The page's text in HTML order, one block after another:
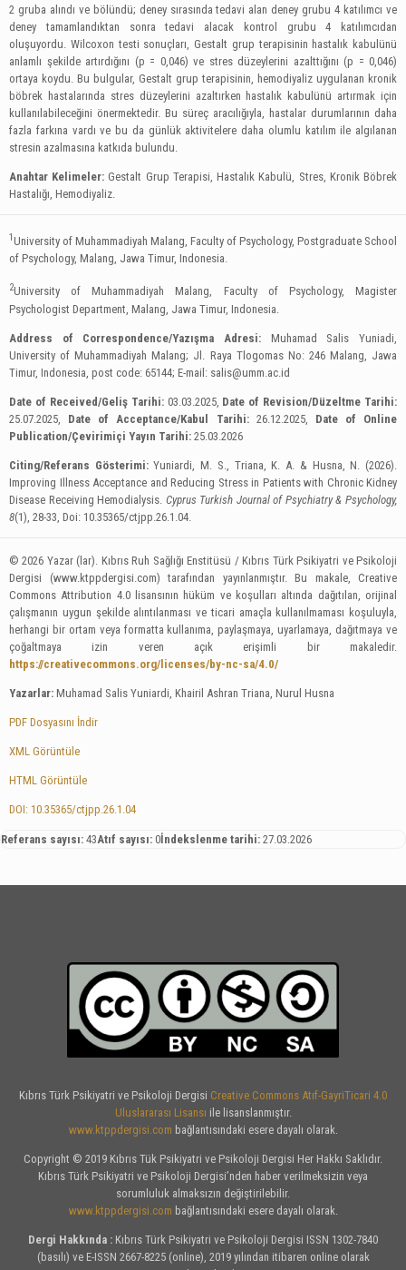
2 gruba alındı ve bölündü; deney sırasında tedavi alan deney grubu 4 katılımcı ve
deney tamamlandıktan sonra tedavi alacak kontrol grubu 4 katılımcıdan
oluşuyordu. Wilcoxon testi sonuçları, Gestalt grup terapisinin hastalık kabulünü
anlamlı şekilde artırdığını (p = 0,046) ve stres düzeylerini azalttığını (p = 0,046)
ortaya koydu. Bu bulgular, Gestalt grup terapisinin, hemodiyaliz uygulanan kronik
böbrek hastalarında stres düzeylerini azaltırken hastalık kabulünü artırmak için
kullanılabileceğini önermektedir. Bu süreç aracılığıyla, hastalar durumlarının daha
fazla farkına vardı ve bu da günlük aktivitelere daha olumlu katılım ile algılanan
stresin azalmasına katkıda bulundu.
Anahtar Kelimeler: Gestalt Grup Terapisi, Hastalık Kabulü, Stres, Kronik Böbrek
Hastalığı, Hemodiyaliz.
1University of Muhammadiyah Malang, Faculty of Psychology, Postgraduate School
of Psychology, Malang, Jawa Timur, Indonesia.
2University of Muhammadiyah Malang, Faculty of Psychology, Magister
Psychologist Department, Malang, Jawa Timur, Indonesia.
Address of Correspondence/Yazışma Adresi: Muhamad Salis Yuniadi,
University of Muhammadiyah Malang; Jl. Raya Tlogomas No: 246 Malang, Jawa
Timur, Indonesia, post code: 65144; E-mail: salis@umm.ac.id
Date of Received/Geliş Tarihi: 03.03.2025, Date of Revision/Düzeltme Tarihi:
25.07.2025, Date of Acceptance/Kabul Tarihi: 26.12.2025, Date of Online
Publication/Çevirimiçi Yayın Tarihi: 25.03.2026
Citing/Referans Gösterimi:Yuniardi, M. S., Triana, K. A. & Husna, N. (2026).
Improving Illness Acceptance and Reducing Stress in Patients with Chronic Kidney
Disease Receiving Hemodialysis. Cyprus Turkish Journal of Psychiatry & Psychology,
8(1), 28-33, Doi: 10.35365/ctjpp.26.1.04.
© 2026 Yazar (lar). Kıbrıs Ruh Sağlığı Enstitüsü / Kıbrıs Türk Psikiyatri ve Psikoloji
Dergisi (www.ktppdergisi.com) tarafından yayınlanmıştır. Bu makale, Creative
Commons Attribution 4.0 lisansının hüküm ve koşulları altında dağıtılan, orijinal
çalışmanın uygun şekilde alıntılanması ve ticari amaçla kullanılmaması koşuluyla,
herhangi bir ortam veya formatta kullanıma, paylaşmaya, uyarlamaya, dağıtmaya ve
çoğaltmaya izin veren açık erişimli bir makaledir.
https://creativecommons.org/licenses/by-nc-sa/4.0/
Yazarlar: Muhamad Salis Yuniardi, Khairil Ashran Triana, Nurul Husna
PDF Dosyasını İndir
XML Görüntüle
HTML Görüntüle
DOI: 10.35365/ctjpp.26.1.04
Referans sayısı: 43Atıf sayısı: 0İndekslenme tarihi: 27.03.2026
Kıbrıs Türk Psikiyatri ve Psikoloji Dergisi Creative Commons Atıf-GayriTicari 4.0
Uluslararası Lisansı ile lisanslanmıştır.
www.ktppdergisi.com bağlantısındaki esere dayalı olarak.
Copyright © 2019 Kıbrıs Tük Psikiyatri ve Psikoloji Dergisi Her Hakkı Saklıdır.
Kıbrıs Türk Psikiyatri ve Psikoloji Dergisi’nden haber verilmeksizin veya
sorumluluk almaksızın değiştirilebilir.
www.ktppdergisi.com bağlantısındaki esere dayalı olarak.
Dergi Hakkında : Kıbrıs Türk Psikiyatri ve Psikoloji Dergisi ISSN 1302-7840
(basılı) ve E-ISSN 2667-8225 (online), 2019 yılından itibaren online olarak